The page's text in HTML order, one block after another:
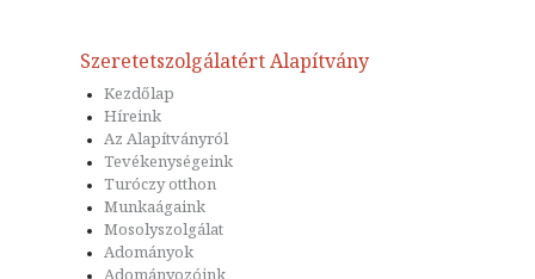
Szeretetszolgálatért Alapítvány
Kezdőlap
Híreink
Az Alapítványról
Tevékenységeink
Turóczy otthon
Munkaágaink
Mosolyszolgálat
Adományok
Adományozóink